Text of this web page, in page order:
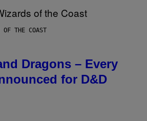
OF THE COAST
Dragons – Every
for D&D